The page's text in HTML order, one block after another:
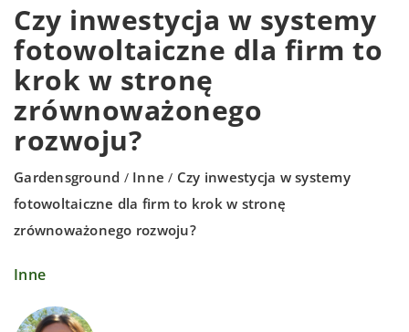
Czy inwestycja w systemy
fotowoltaiczne dla firm to
krok w stronę
zrównoważonego
rozwoju?
Gardensground / Inne / Czy inwestycja w systemy
fotowoltaiczne dla firm to krok w stronę
zrównoważonego rozwoju?
Inne